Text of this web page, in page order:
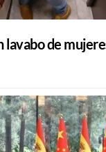
lavabo de